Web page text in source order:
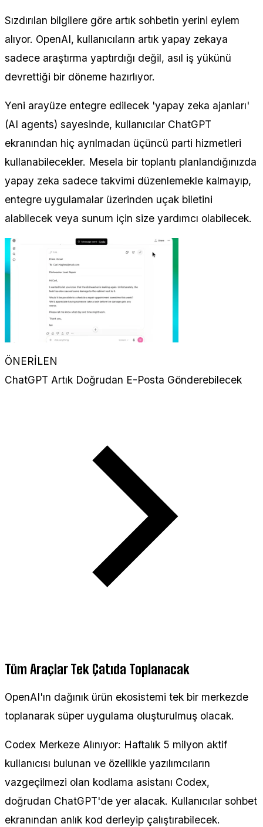
Sızdırılan bilgilere göre artık sohbetin yerini eylem
alıyor. OpenAI, kullanıcıların artık yapay zekaya
sadece araştırma yaptırdığı değil, asıl iş yükünü
devrettiği bir döneme hazırlıyor.
Yeni arayüze entegre edilecek 'yapay zeka ajanları'
(AI agents) sayesinde, kullanıcılar ChatGPT
ekranından hiç ayrılmadan üçüncü parti hizmetleri
kullanabilecekler. Mesela bir toplantı planlandığınızda
yapay zeka sadece takvimi düzenlemekle kalmayıp,
entegre uygulamalar üzerinden uçak biletini
alabilecek veya sunum için size yardımcı olabilecek.
ÖNERİLEN
ChatGPT Artık Doğrudan E-Posta Gönderebilecek
Tüm Araçlar Tek Çatıda Toplanacak
OpenAI'ın dağınık ürün ekosistemi tek bir merkezde
toplanarak süper uygulama oluşturulmuş olacak.
Codex Merkeze Alınıyor: Haftalık 5 milyon aktif
kullanıcısı bulunan ve özellikle yazılımcıların
vazgeçilmezi olan kodlama asistanı Codex,
doğrudan ChatGPT'de yer alacak. Kullanıcılar sohbet
ekranından anlık kod derleyip çalıştırabilecek.